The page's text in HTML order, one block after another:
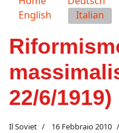
English
Italian
22/6/1919)
Il Soviet 16 Febbraio 2010